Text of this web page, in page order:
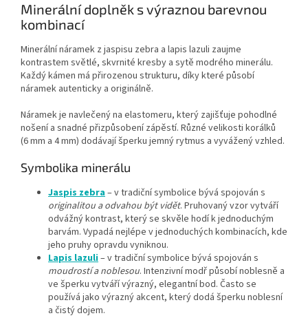
Minerální doplněk s výraznou barevnou
kombinací
Minerální náramek z jaspisu zebra a lapis lazuli zaujme
kontrastem světlé, skvrnité kresby a sytě modrého minerálu.
Každý kámen má přirozenou strukturu, díky které působí
náramek autenticky a originálně.
Náramek je navlečený na elastomeru, který zajišťuje pohodlné
nošení a snadné přizpůsobení zápěstí. Různé velikosti korálků
(6 mm a 4 mm) dodávají šperku jemný rytmus a vyvážený vzhled.
Symbolika minerálu
Jaspis zebra– v tradiční symbolice bývá spojován s
originalitou a odvahou být vidět. Pruhovaný vzor vytváří
odvážný kontrast, který se skvěle hodí k jednoduchým
barvám. Vypadá nejlépe v jednoduchých kombinacích, kde
jeho pruhy opravdu vyniknou.
Lapis lazuli– v tradiční symbolice bývá spojován s
moudrostí a noblesou. Intenzivní modř působí noblesně a
ve šperku vytváří výrazný, elegantní bod. Často se
používá jako výrazný akcent, který dodá šperku noblesní
a čistý dojem.